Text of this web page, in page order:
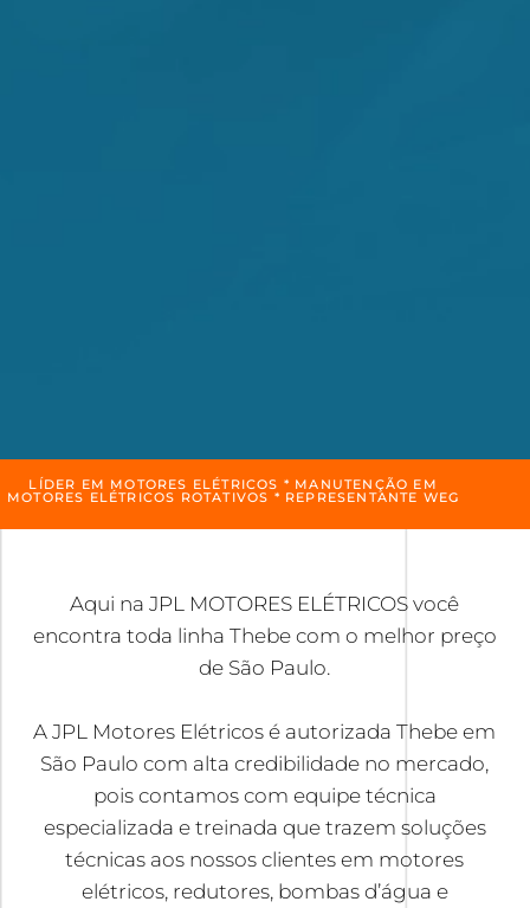
LÍDER EM MOTORES ELÉTRICOS * MANUTENÇÃO EM
MOTORES ELÉTRICOS ROTATIVOS * REPRESENTANTE WEG
Aqui na JPL MOTORES ELÉTRICOS você
encontra toda linha Thebe com o melhor preço
de São Paulo.
A JPL Motores Elétricos é autorizada Thebe em
São Paulo com alta credibilidade no mercado,
pois contamos com equipe técnica
especializada e treinada que trazem soluções
técnicas aos nossos clientes em motores
elétricos, redutores, bombas d’água e